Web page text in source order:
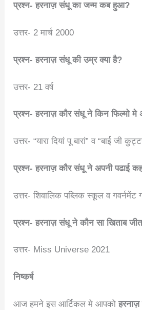
प्रश्न- हरनाज़ संधू का जन्म कब हुआ?
उत्तर- 2 मार्च 2000
प्रश्न- हरनाज़ संधू की उम्र क्या है?
उत्तर- 21 वर्ष
प्रश्न- हरनाज़ कौर संधू ने किन फिल्मो मे
उत्तर- “यारा दियां पू बारां” व “बाई जी
प्रश्न- हरनाज़ कौर संधू ने अपनी पढाई
उत्तर- शिवालिक पब्लिक स्कूल व गवर्नमेंट
प्रश्न- हरनाज़ संधू ने कौन सा खिताब
उत्तर- Miss Universe 2021
निष्कर्ष
आज हमने इस आर्टिकल मे आपको